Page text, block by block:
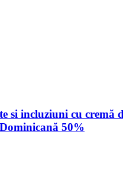
si incluziuni cu cremă
50%